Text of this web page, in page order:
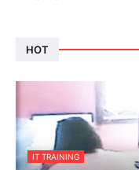
HOT
IT TRAINING